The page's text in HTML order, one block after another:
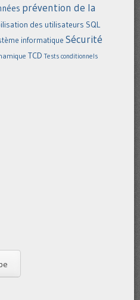
prévention de la
des utilisateurs SQL
informatique Sécurité
TCD Tests conditionnels